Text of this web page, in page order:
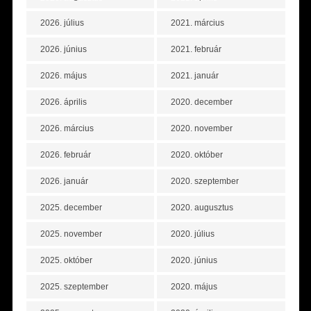
2026. július
2026. június
2026. május
2026. április
2026. március
2026. február
2026. január
2025. december
2025. november
2025. október
2025. szeptember
2021. március
2021. február
2021. január
2020. december
2020. november
2020. október
2020. szeptember
2020. augusztus
2020. július
2020. június
2020. május